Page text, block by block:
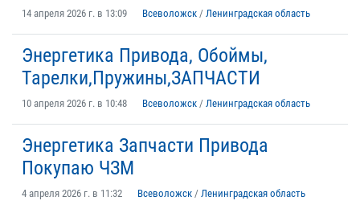
14 апреля 2026 г. в 13:09 Всеволожск / Ленинградская область
Энергетика Привода, Обоймы,
Тарелки,Пружины,ЗАПЧАСТИ
10 апреля 2026 г. в 10:48 Всеволожск / Ленинградская область
Энергетика Запчасти Привода
Покупаю ЧЗМ
4 апреля 2026 г. в 11:32 Всеволожск / Ленинградская область